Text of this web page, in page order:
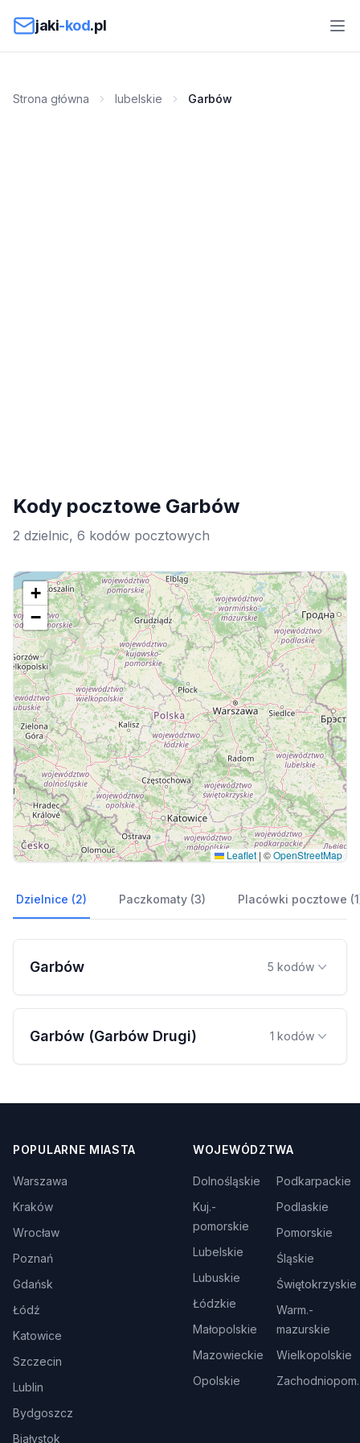
jaki-kod.pl
Strona główna lubelskie Garbów
Kody pocztowe Garbów
2 dzielnic, 6 kodów pocztowych
+
−
Leaflet | ©OpenStreetMap
Dzielnice (2) Paczkomaty (3) Placówki pocztowe
Garbów 5 kodów
Garbów (Garbów Drugi) 1 kodów
POPULARNE MIASTA
Warszawa
Kraków
Wrocław
Poznań
Gdańsk
Łódź
Katowice
Szczecin
Lublin
Bydgoszcz
Białystok
WOJEWÓDZTWA
Dolnośląskie
Kuj.-
pomorskie
Lubelskie
Lubuskie
Łódzkie
Małopolskie
Mazowieckie
Opolskie
Podkarpackie
Podlaskie
Pomorskie
Śląskie
Świętokrzyskie
Warm.-
mazurskie
Wielkopolskie
Zachodniopom.